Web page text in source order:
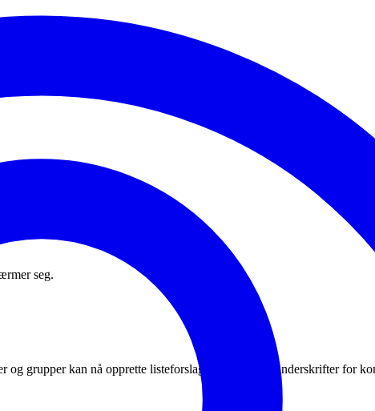
seg.
grupper kan nå opprette listeforslag og samle inn underskrifter for